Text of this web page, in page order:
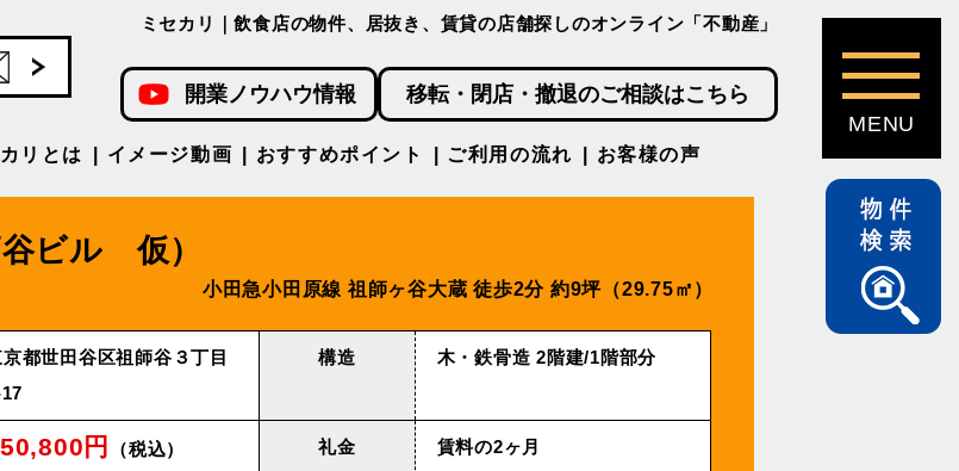
ミセカリ｜飲食店の物件、居抜き、賃貸の店舗探しのオンライン「不動産」
開業ノウハウ情報 移転・閉店・撤退のご相談はこちら
リとは イメージ動画 おすすめポイント ご利用の流れ お客様の声
谷ビル 仮）
⼩⽥急⼩⽥原線 祖師ヶ⾕⼤蔵 徒歩2分 約9坪（29.75㎡）
都世⽥⾕区祖師⾕３丁⽬
構造 ⽊・鉄⾻造 2階建/1階部分
円 （税込） 礼金 賃料の2ヶ月